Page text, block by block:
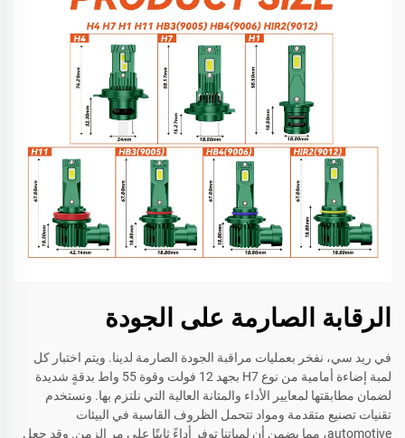
الرقابة الصارمة على الجودة
في ريد سي، نفخر بعمليات مراقبة الجودة الصارمة لدينا. ويتم اختبار كل
لمبة إضاءة أمامية من نوع H7 بجهد 12 فولت وقوة 55 واط بدقةٍ شديدة
لضمان مطابقتها لمعايير الأداء والمتانة العالية التي نلتزم بها. ونستخدم
تقنيات تصنيع متقدمة ومواد تتحمل الظروف القاسية في البيئات
automotive، مما يضمن أن لمباتنا توفر أداءً ثابتًا على مر الزمن. وقد جعل